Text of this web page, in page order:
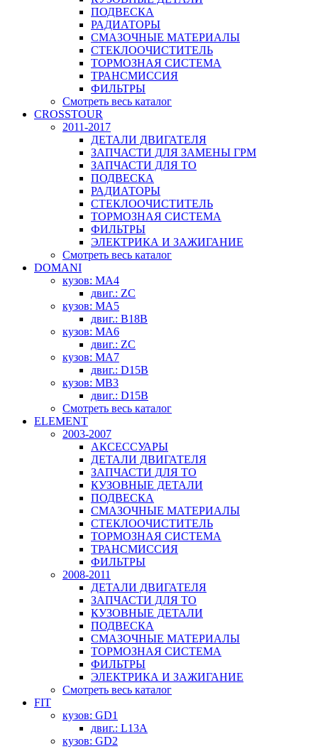
ПОДВЕСКА
РАДИАТОРЫ
СМАЗОЧНЫЕ МАТЕРИАЛЫ
СТЕКЛООЧИСТИТЕЛЬ
ТОРМОЗНАЯ СИСТЕМА
ТРАНСМИССИЯ
ФИЛЬТРЫ
Смотреть весь каталог
CROSSTOUR
2011-2017
ДЕТАЛИ ДВИГАТЕЛЯ
ЗАПЧАСТИ ДЛЯ ЗАМЕНЫ ГРМ
ЗАПЧАСТИ ДЛЯ ТО
ПОДВЕСКА
РАДИАТОРЫ
СТЕКЛООЧИСТИТЕЛЬ
ТОРМОЗНАЯ СИСТЕМА
ФИЛЬТРЫ
ЭЛЕКТРИКА И ЗАЖИГАНИЕ
Смотреть весь каталог
DOMANI
кузов: MA4
двиг.: ZC
кузов: MA5
двиг.: B18B
кузов: MA6
двиг.: ZC
кузов: MA7
двиг.: D15B
кузов: MB3
двиг.: D15B
Смотреть весь каталог
ELEMENT
2003-2007
АКСЕССУАРЫ
ДЕТАЛИ ДВИГАТЕЛЯ
ЗАПЧАСТИ ДЛЯ ТО
КУЗОВНЫЕ ДЕТАЛИ
ПОДВЕСКА
СМАЗОЧНЫЕ МАТЕРИАЛЫ
СТЕКЛООЧИСТИТЕЛЬ
ТОРМОЗНАЯ СИСТЕМА
ТРАНСМИССИЯ
ФИЛЬТРЫ
2008-2011
ДЕТАЛИ ДВИГАТЕЛЯ
ЗАПЧАСТИ ДЛЯ ТО
КУЗОВНЫЕ ДЕТАЛИ
ПОДВЕСКА
СМАЗОЧНЫЕ МАТЕРИАЛЫ
ТОРМОЗНАЯ СИСТЕМА
ФИЛЬТРЫ
ЭЛЕКТРИКА И ЗАЖИГАНИЕ
Смотреть весь каталог
FIT
кузов: GD1
двиг.: L13A
кузов: GD2